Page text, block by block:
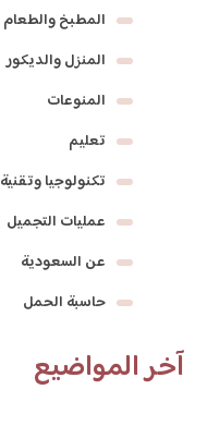
المطبخ والطعام
المنزل والديكور
المنوعات
تعليم
تكنولوجيا وتقنية
عمليات التجميل
عن السعودية
حاسبة الحمل
آخر المواضيع